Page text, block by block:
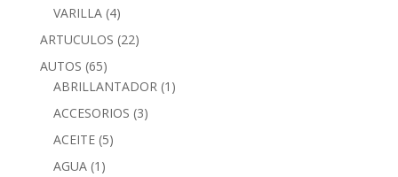
VARILLA (4)
ARTUCULOS (22)
AUTOS (65)
ABRILLANTADOR (1)
ACCESORIOS (3)
ACEITE (5)
AGUA (1)